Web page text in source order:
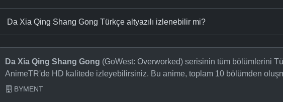
Da Xia Qing Shang Gong Türkçe altyazılı izlenebilir mi?
Da Xia Qing Shang Gong (GoWest: Overworked) serisinin tüm bölümlerini
AnimeTR'de HD kalitede izleyebilirsiniz. Bu anime, toplam 10 bölümden
BYMENT